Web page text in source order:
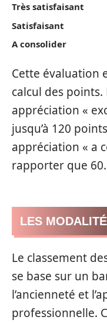
Très satisfaisant
Satisfaisant
A consolider
Cette évaluation
calcul des
appréciation «
jusqu’à 120
appréciation « a
rapporter que 60.
LES
Le classement
se base sur un
l’ancienneté et
professionnelle.